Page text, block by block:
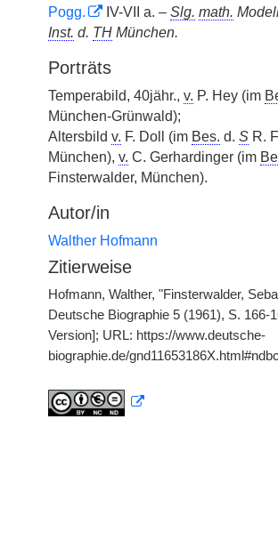
Pogg.
IV-VII a. – Slg. math.
Inst. d. TH München.
Porträts
Temperabild, 40jähr., v. P. Hey (im
München-Grünwald);
Altersbild v. F. Doll (im Bes. d. S R.
München), v. C. Gerhardinger (im
Finsterwalder, München).
Autor/in
Walther Hofmann
Zitierweise
Hofmann, Walther, "Finsterwalder,
Deutsche Biographie 5 (1961), S. 166-
Version]; URL: https://www.deutsche-
biographie.de/